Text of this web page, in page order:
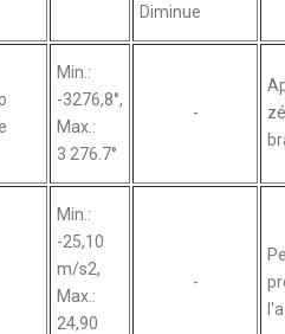
Diminue
Min.:
-3276,8°,
Max.:
3 276.7°
-
Min.:
-25,10
m/s2,
Max.:
24,90
-